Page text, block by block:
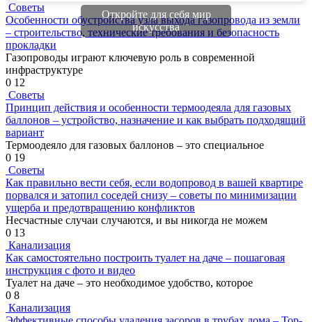
Откройте для себя мир
искусства
Советы
Особенности обустройства узла выхода газопровода из земли
– строительство, технические требования и безопасность
прокладки
Газопроводы играют ключевую роль в современной
инфраструктуре
0 12
Советы
Принцип действия и особенности термоодеяла для газовых
баллонов – устройство, назначение и как выбрать подходящий
вариант
Термоодеяло для газовых баллонов – это специальное
0 19
Советы
Как правильно вести себя, если водопровод в вашей квартире
порвался и затопил соседей снизу – советы по минимизации
ущерба и предотвращению конфликтов
Несчастные случаи случаются, и вы никогда не можем
0 13
Канализация
Как самостоятельно построить туалет на даче – пошаговая
инструкция с фото и видео
Туалет на даче – это необходимое удобство, которое
0 8
Канализация